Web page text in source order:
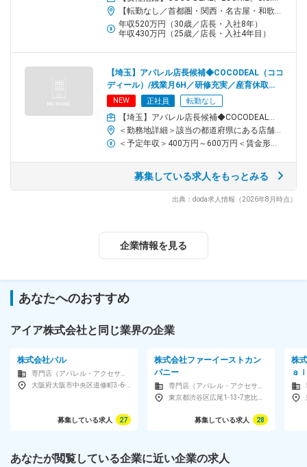
ちなみに1シーズンに1コーデは会社から支給しています。
Q：ヒールは絶対に着用？
A：基本的には洋服がキレイに見えるように
ヒールを履くことが多いですが、規定はありません。
もし痛くなったらフラットシューズに履き替えてもOK。
また着こなしが合えばスニーカーでもかまいません。
Q：ぶっちゃけノルマはある？
A：個人目標はあります！
モチベーション維持のために設けている意味もあります。
スタッフを配置しています！
ディスプレイは、本社から大枠の指示はありますが、
現場の判断で変更しています。
慣れてきたら積極的にアイデアを出してください。
新しい生活をはじめたい方※経験者優遇
「服は好きだけど、
お店に立てるほど
実際に当社で活躍している社員の8割は
【転勤なし／首都圏・関西・名古屋・和歌山・松山・宮崎で積極採用】☆希望エリア・ブランドを考慮▼首都圏【COCO DEAL】新宿ルミネ2／有楽町ルミネ／イクスピアリ／ルミネ横浜 など【LOUNIE】アトレ恵比寿・川崎・松戸／柏高島屋／たまプラーザテラス など【Stola.】西銀座／東京ドームシティ／アトレ吉祥寺・川崎／シャポー船橋 など【LILLIAN CARAT】ルミネエスト／横浜ジョイナス／アトレ松戸 など▼関西【COCO DEAL】阪神梅田／ルクアイーレ／西宮／京都ポルタ／天王寺MIO／なんばCITY など【LOUNIE】大丸梅田／三宮／近鉄和歌山 など【Stola.】ディアモール大阪／三宮 など【LILLIAN CARAT】ルクア大阪▼他エリア【COCO DEAL】大高／岡山／天神地下街／博多阪急／札幌／広島 など【LOUNIE】仙台アエル／名古屋高島屋／アミュプラザ長崎・熊本・宮崎 など【Stola.】札幌アピア／天神地下街／セントラルパーク／松山 など※受動喫煙対策あり
年収520万円（30歳／店長・入社8年）
年収430万円（25歳／店長・入社4年目）
【埼玉】アパレル店長候補◆COCODEAL（ココ
ディール）/残業月6H／研修充実／産育休取得
100％
NEW 正社員 転勤なし
【埼玉】アパレル店長候補◆COCODEAL（ココディール）/残業月6H／研修充実／産育休取得100％
＜勤務地詳細＞該当の都道府県にある店舗住所：埼玉県 該当の都道府県にある店舗受動喫煙対策：屋内全面禁煙
＜予定年収＞400万円～600万円＜賃金形態＞月給制＜賃金内訳＞月額（基本給）：269,200円～369,200円固定残業手当/月：30,800円（固定残業時間20時間0分/月）超過した時間外労働の残業手当は追加支給＜月給＞300,000円～400,000円（一律手当を含む）＜昇給有無＞有＜残業手当＞有＜給与補足＞※経験・能力によって優遇いたします■昇給年1回（4月）、賞与年2回（6月・12月）、決算賞与（2月）※業績による賃金はあくまでも目安の金額であり、選考を通じて上下する可能性があります。月給(月額)は固定手当を含めた表記です。
募集している求人をもっとみる
出典：doda求人情報（2026年8月時点）
企業情報を見る
あなたへのおすすめ
アイア株式会社と同じ業界の企業
株式会社パル
募集している求人 27
株式会社ファーイーストカン
パニー
募集している求人 28
株
ａ
あなたが閲覧している企業に近い企業の求人